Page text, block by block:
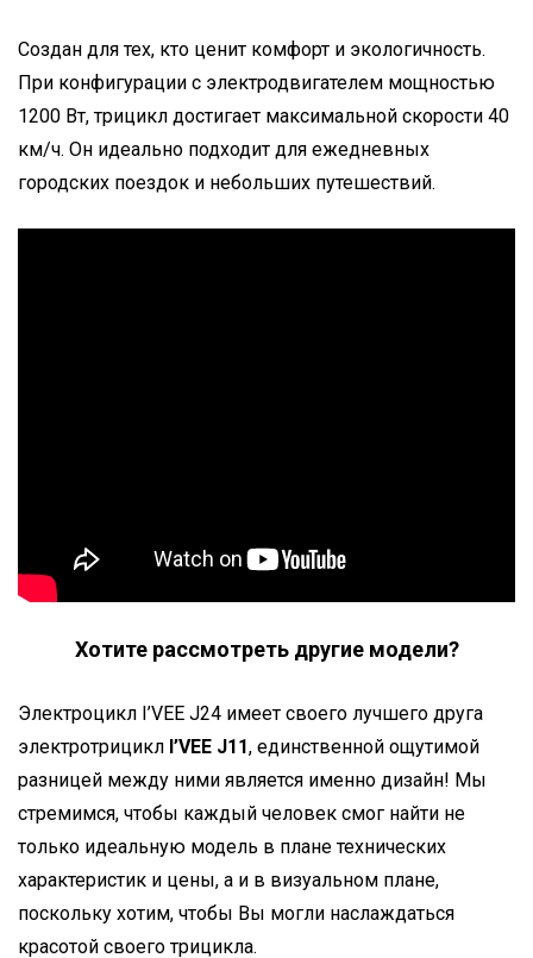
Создан для тех, кто ценит комфорт и экологичность.
При конфигурации с электродвигателем мощностью
1200 Вт, трицикл достигает максимальной скорости 40
км/ч. Он идеально подходит для ежедневных
городских поездок и небольших путешествий.
Хотите рассмотреть другие модели?
Электроцикл I’VEE J24 имеет своего лучшего друга
электротрицикл I’VEE J11, единственной ощутимой
разницей между ними является именно дизайн! Мы
стремимся, чтобы каждый человек смог найти не
только идеальную модель в плане технических
характеристик и цены, а и в визуальном плане,
поскольку хотим, чтобы Вы могли наслаждаться
красотой своего трицикла.